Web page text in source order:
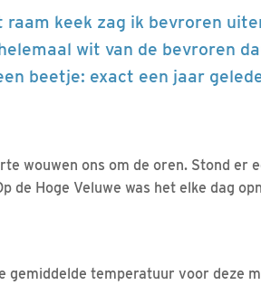
keek zag ik bevroren
wit van de bevroren
beetje: exact een jaar
wouwen ons om de oren. Stond er
de Hoge Veluwe was het elke dag
gemiddelde temperatuur voor deze